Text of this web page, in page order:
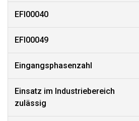
EFI00040
EFI00049
Eingangsphasenzahl
Einsatz im Industriebereich
zulässig